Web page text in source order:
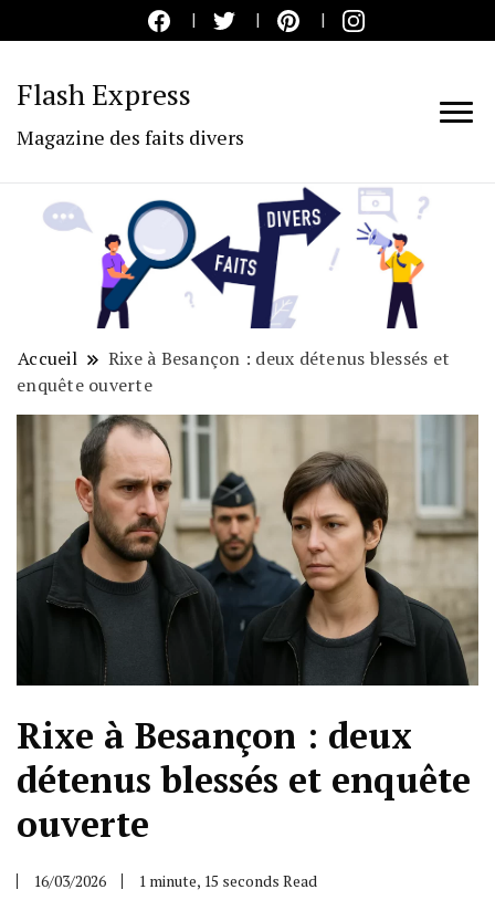
Flash Express
Magazine des faits divers
Accueil
Rixe à Besançon : deux détenus blessés et
enquête ouverte
Rixe à Besançon : deux
détenus blessés et enquête
ouverte
16/03/2026 1 minute, 15 seconds Read